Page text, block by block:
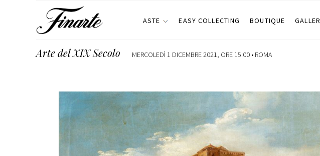
ASTE EASY COLLECTING BOUTIQUE
Arte del XIX Secolo MERCOLEDÌ 1 DICEMBRE 2021, ORE 15:00 • ROMA